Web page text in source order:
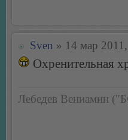
Sven » 14 мар
Охренительная
Лебедев Вениамин